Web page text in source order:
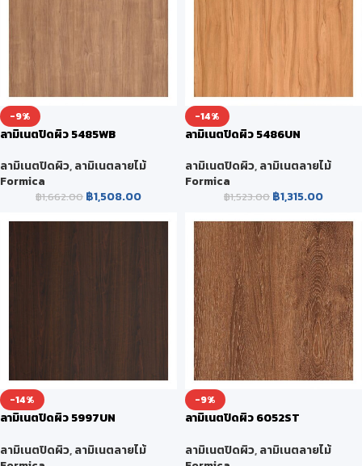
-9%
ลามิเนตปิดผิว 5485WB
ลามิเนตปิดผิว,ลามิเนตลายไม้
Formica
฿1,662.00 ฿1,508.00
-14%
ลามิเนตปิดผิว 5486UN
ลามิเนตปิดผิว,ลามิเนตลายไม้
Formica
฿1,523.00 ฿1,315.00
-14%
ลามิเนตปิดผิว 5997UN
ลามิเนตปิดผิว,ลามิเนตลายไม้
-9%
ลามิเนตปิดผิว 6052ST
ลามิเนตปิดผิว,ลามิเนตลายไม้